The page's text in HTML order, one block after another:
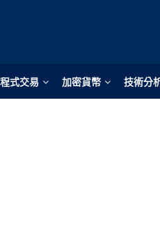
程式交易 加密貨幣 技術分